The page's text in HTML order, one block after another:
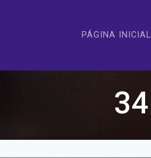
PÁGINA INICIAL
34